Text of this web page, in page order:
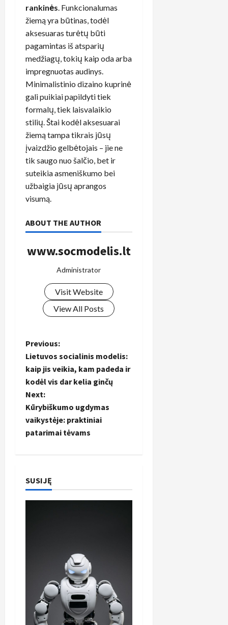
rankinės . Funkcionalumas
žiemą yra būtinas, todėl
aksesuaras turėtų būti
pagamintas iš atsparių
medžiagų, tokių kaip oda arba
impregnuotas audinys.
Minimalistinio dizaino kuprinė
gali puikiai papildyti tiek
formalų, tiek laisvalaikio
stilių. Štai kodėl aksesuarai
žiemą tampa tikrais jūsų
įvaizdžio gelbėtojais – jie ne
tik saugo nuo šalčio, bet ir
suteikia asmeniškumo bei
užbaigia jūsų aprangos
visumą.
ABOUT THE AUTHOR
www.socmodelis.lt
Administrator
Visit Website
View All Posts
P
o
s
t
n
v
i
Previous:
Lietuvos socialinis modelis:
kaip jis veikia, kam padeda ir
kodėl vis dar kelia ginčų
Next:
Kūrybiškumo ugdymas
vaikystėje: praktiniai
patarimai tėvams
SUSIJĘ